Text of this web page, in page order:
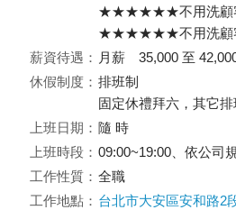
★★★★★★不用洗
★★★★★★不用洗
薪資待遇： 月薪 35,000 至
休假制度： 排班制
固定休禮拜六，其它
上班日期： 隨 時
上班時段： 09:00~19:00、依公司
工作性質： 全職
工作地點： 台北市大安區安和路2